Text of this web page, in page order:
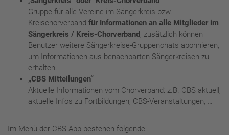
Gruppe für alle Vereine im Sängerkreis bzw.
Kreischorverband für Informationen an alle Mitglieder im
Sängerkreis / Kreis-Chorverband; zusätzlich können
Benutzer weitere Sängerkreise-Gruppenchats abonnieren,
um Informationen aus benachbarten Sängerkreisen zu
erhalten.
„CBS Mitteilungen“
Aktuelle Informationen vom Chorverband: z.B. CBS aktuell,
aktuelle Infos zu Fortbildungen, CBS-Veranstaltungen, …
Im Menü der CBS-App bestehen folgende